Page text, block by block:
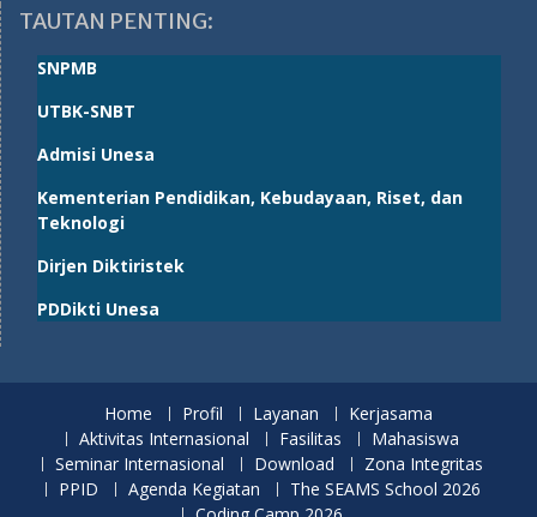
TAUTAN PENTING:
SNPMB
UTBK-SNBT
Admisi Unesa
Kementerian Pendidikan, Kebudayaan, Riset, dan
Teknologi
Dirjen Diktiristek
PDDikti Unesa
Home Profil Layanan
Kerjasama
Aktivitas Internasional
Fasilitas
Mahasiswa
Seminar Internasional
Download
Zona Integritas
PPID
Agenda Kegiatan
The SEAMS School 2026